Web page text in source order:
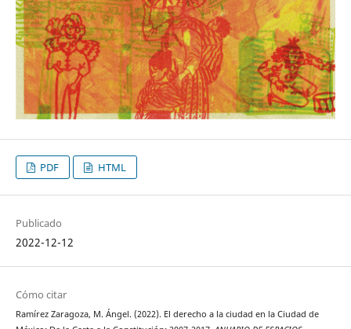
PDF HTML
Publicado
2022-12-12
Cómo citar
Ramírez Zaragoza, M. Ángel. (2022). El derecho a la ciudad en la Ciudad de